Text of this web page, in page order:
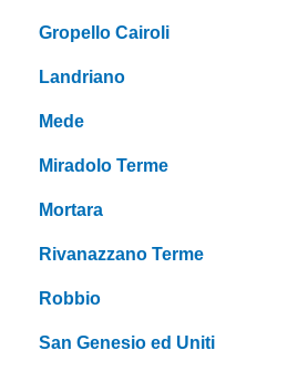
Gropello Cairoli
Landriano
Mede
Miradolo Terme
Mortara
Rivanazzano Terme
Robbio
San Genesio ed Uniti